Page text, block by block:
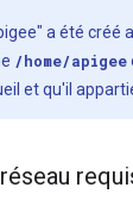
a été créé
/home/apigee
et qu'il